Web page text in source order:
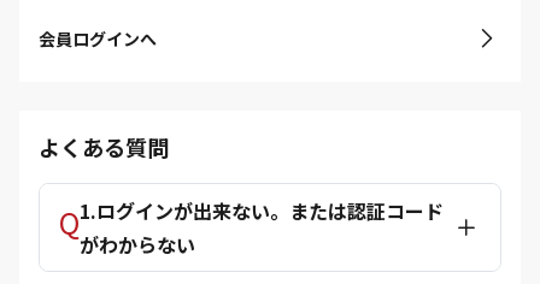
会員ログインへ
よくある質問
1.ログインが出来ない。または認証コード
がわからない